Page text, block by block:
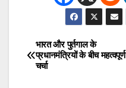
Post
navigation
भारत और पुर्तगाल के
प्रधानमंत्रियों के बीच महत्वपूर्ण
चर्चा